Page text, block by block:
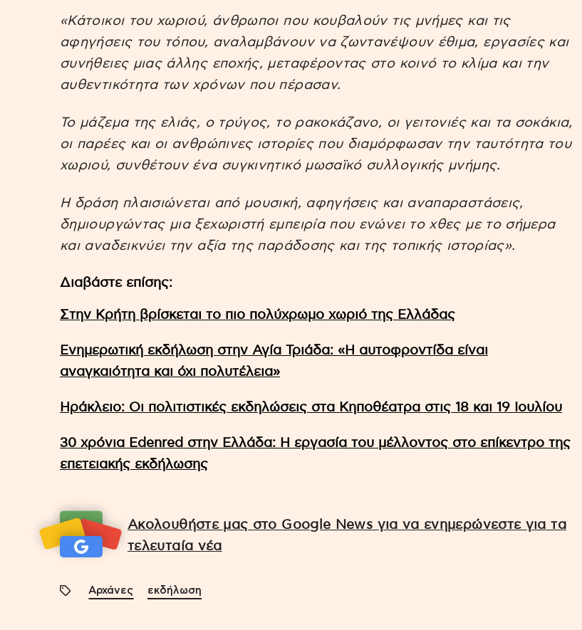
«Κάτοικοι του χωριού, άνθρωποι που κουβαλούν τις μνήμες και τις
αφηγήσεις του τόπου, αναλαμβάνουν να ζωντανέψουν έθιμα, εργασίες και
συνήθειες μιας άλλης εποχής, μεταφέροντας στο κοινό το κλίμα και την
αυθεντικότητα των χρόνων που πέρασαν.
Το μάζεμα της ελιάς, ο τρύγος, το ρακοκάζανο, οι γειτονιές και τα σοκάκια,
οι παρέες και οι ανθρώπινες ιστορίες που διαμόρφωσαν την ταυτότητα του
χωριού, συνθέτουν ένα συγκινητικό μωσαϊκό συλλογικής μνήμης.
Η δράση πλαισιώνεται από μουσική, αφηγήσεις και αναπαραστάσεις,
δημιουργώντας μια ξεχωριστή εμπειρία που ενώνει το χθες με το σήμερα
και αναδεικνύει την αξία της παράδοσης και της τοπικής ιστορίας».
Διαβάστε επίσης:
Στην Κρήτη βρίσκεται το πιο πολύχρωμο χωριό της Ελλάδας
Ενημερωτική εκδήλωση στην Αγία Τριάδα: «Η αυτοφροντίδα είναι
αναγκαιότητα και όχι πολυτέλεια»
Ηράκλειο: Οι πολιτιστικές εκδηλώσεις στα Κηποθέατρα στις 18 και 19 Ιουλίου
30 χρόνια Edenred στην Ελλάδα: Η εργασία του μέλλοντος στο επίκεντρο της
επετειακής εκδήλωσης
Ακολουθήστε μας στο Google News για να ενημερώνεστε για τα
τελευταία νέα
Αρχάνες εκδήλωση